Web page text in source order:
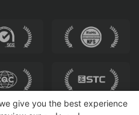
give you the best experience